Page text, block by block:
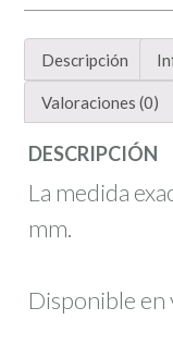
para
invitación
15×21
cm
cantidad
Descripción
Valoraciones (0)
DESCRIPCIÓN
La medida
mm.
Disponible en